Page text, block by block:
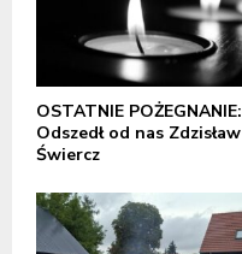
OSTATNIE POŻEGNANIE:
Odszedł od nas Zdzisław
Świercz